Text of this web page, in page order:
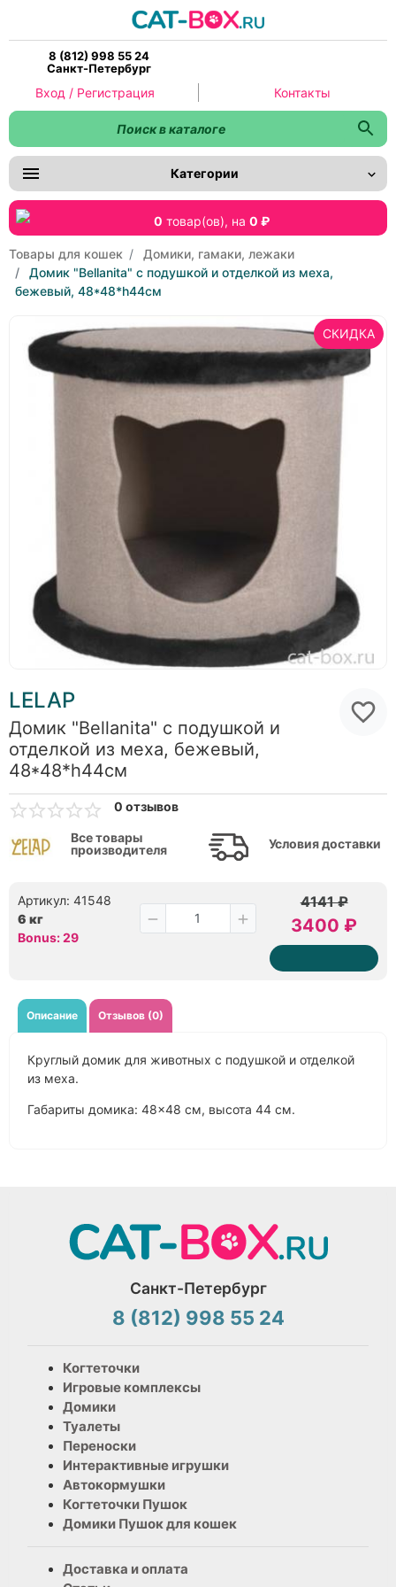
8 (812) 998 55 24
Санкт-Петербург
0 товар(ов), на 0 ₽
Категории
Вход / Регистрация Контакты
Товары для кошек
Домики, гамаки, лежаки
Домик "Bellanita" с подушкой и отделкой из меха,
бежевый, 48*48*h44см
СКИДКА
LELAP
Домик "Bellanita" с подушкой и
отделкой из меха, бежевый,
48*48*h44см
0 отзывов
Все товары
производителя
Условия доставки
Артикул: 41548
6 кг
Bonus: 29
4141 ₽
3400 ₽
Описание Отзывов (0)
Круглый домик для животных с подушкой и отделкой
из меха.
Габариты домика: 48×48 см, высота 44 см.
Санкт-Петербург
8 (812) 998 55 24
Когтеточки
Игровые комплексы
Домики
Туалеты
Переноски
Интерактивные игрушки
Автокормушки
Когтеточки Пушок
Домики Пушок для кошек
Доставка и оплата